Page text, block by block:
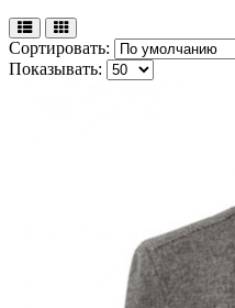
Сортировать:
Показывать: